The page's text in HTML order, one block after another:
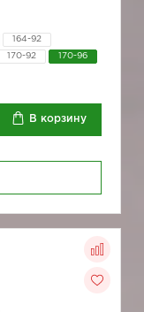
164-92
170-92 170-96
В корзину